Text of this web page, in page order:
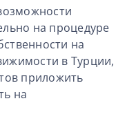
на процедуре
на
в Турции,
приложить
на